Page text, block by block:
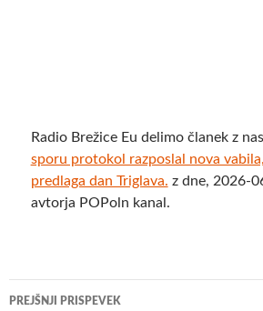
Radio Brežice Eu delimo članek z
sporu protokol razposlal nova
predlaga dan Triglava. z dne, 2026-
avtorja POPoln kanal.
Krmarjenje
PREJŠNJI PRISPEVEK